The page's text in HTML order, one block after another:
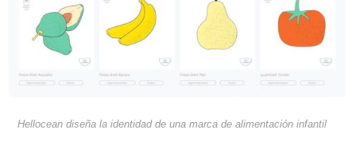
Hellocean diseña la identidad de una marca de alimentación infantil